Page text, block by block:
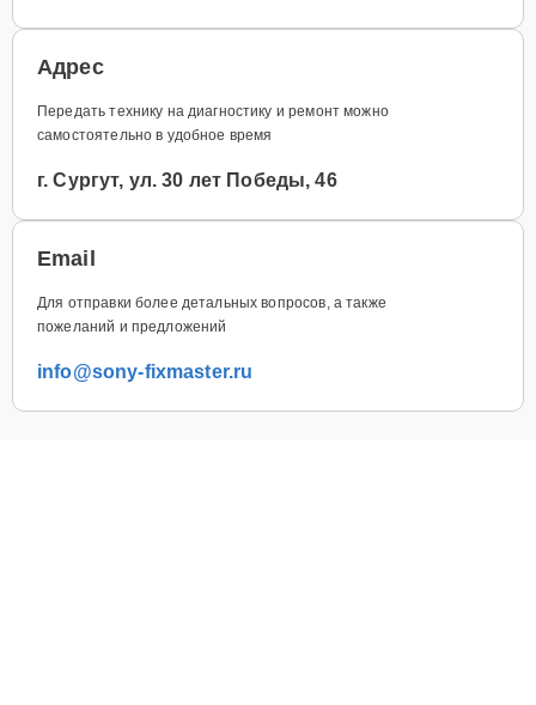
Адрес
Передать технику на диагностику и ремонт можно
самостоятельно в удобное время
г. Сургут, ул. 30 лет Победы, 46
Email
Для отправки более детальных вопросов, а также
пожеланий и предложений
info@sony-fixmaster.ru